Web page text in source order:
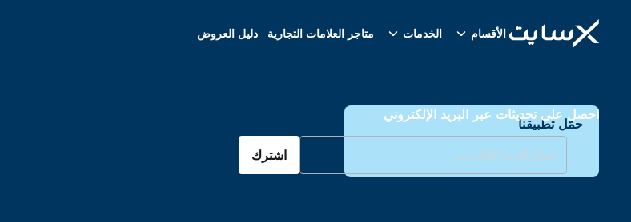
الأقسام الخدمات متاجر العلامات التجارية دليل العروض
حمّل تطبيقنا
احصل على تحديثات عبر البريد الإلكتروني
اشترك